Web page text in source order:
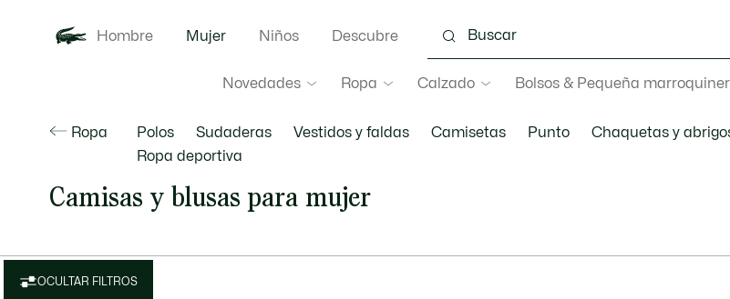
Hombre Mujer
Novedades Ropa Calzado Bolsos & Pequeña
Niños Descubre
Ropa Polos Sudaderas Vestidos y faldas Camisetas Punto Chaquetas y
Ropa deportiva
Camisas y blusas para mujer
OCULTAR FILTROS